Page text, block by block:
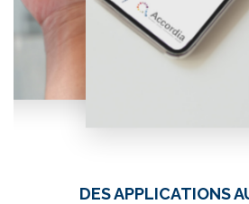
DES APPLICATIONS